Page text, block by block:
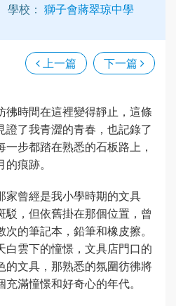
學校： 獅子會蔣翠琼中學
上一篇 下一篇
彿時間在這裡變得靜止，這條
證了我青澀的青春，也記錄了
步都踏在熟悉的石板路上，
痕跡。
家曾經是我小學時期的文具
駁，但依舊掛在那個位置，曾
的筆記本，鉛筆和橡皮擦。
白雲下的憧憬，文具店門口的
的文具，那熟悉的氛圍彷彿將
滿憧憬和好奇心的年代。